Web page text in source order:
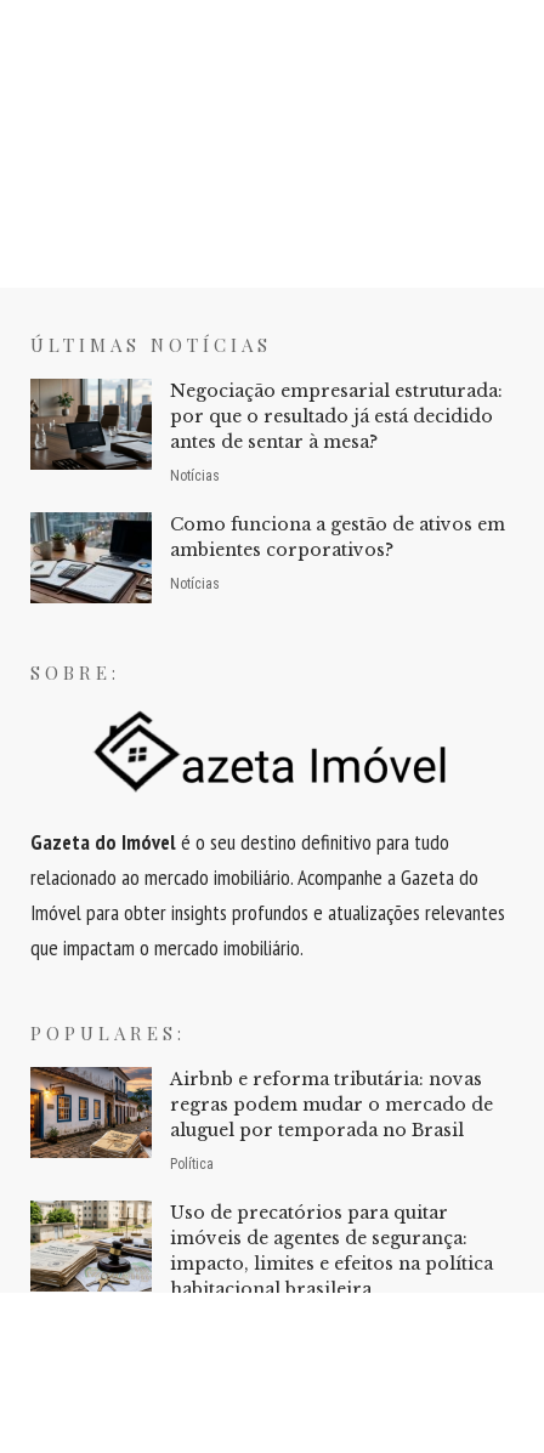
ÚLTIMAS NOTÍCIAS
Negociação empresarial estruturada:
por que o resultado já está decidido
antes de sentar à mesa?
Notícias
Como funciona a gestão de ativos em
ambientes corporativos?
Notícias
SOBRE:
Gazeta do Imóvelé o seu destino definitivo para tudo
relacionado ao mercado imobiliário. Acompanhe a Gazeta do
Imóvel para obter insights profundos e atualizações relevantes
que impactam o mercado imobiliário.
POPULARES:
Airbnb e reforma tributária: novas
regras podem mudar o mercado de
aluguel por temporada no Brasil
Política
Uso de precatórios para quitar
imóveis de agentes de segurança:
impacto, limites e efeitos na política
habitacional brasileira